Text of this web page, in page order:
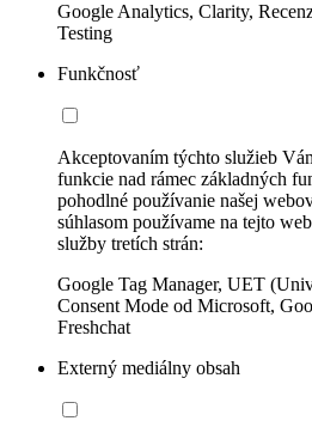
Google Analytics, Clarity,
Testing
Funkčnosť
Akceptovaním týchto služieb
funkcie nad rámec základných
pohodlné používanie našej
súhlasom používame na tejto
služby tretích strán:
Google Tag Manager, UET
Consent Mode od Microsoft,
Freshchat
Externý mediálny obsah